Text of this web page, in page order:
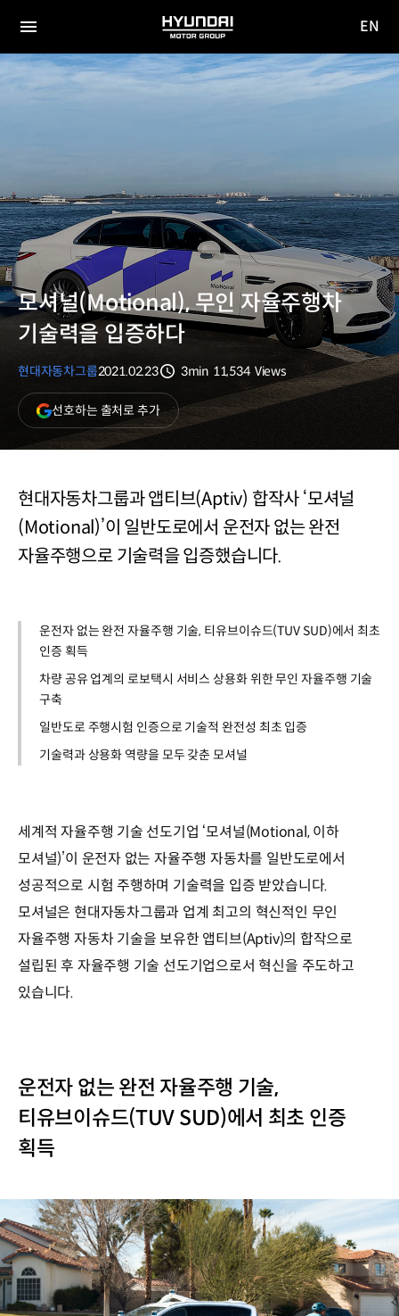
전체
HYUNDAI
MOTOR
GROUP
사이
이동
EN
모셔널(Motional), 무인 자율주행차
기술력을 입증하다
현대자동차그룹2021.02.23
3min 11,534 Views
선호하는 출처로 추가(새
창
열림)
현대자동차그룹과 앱티브(Aptiv) 합작사 ‘모셔널
(Motional)’이 일반도로에서 운전자 없는 완전
자율주행으로 기술력을 입증했습니다.
운전자 없는 완전 자율주행 기술, 티유브이슈드(TUV SUD)에서 최초
인증 획득
차량 공유 업계의 로보택시 서비스 상용화 위한 무인 자율주행 기술
구축
일반도로 주행시험 인증으로 기술적 완전성 최초 입증
기술력과 상용화 역량을 모두 갖춘 모셔널
세계적 자율주행 기술 선도기업 ‘모셔널(Motional, 이하
모셔널)’이 운전자 없는 자율주행 자동차를 일반도로에서
성공적으로 시험 주행하며 기술력을 입증 받았습니다.
모셔널은 현대자동차그룹과 업계 최고의 혁신적인 무인
자율주행 자동차 기술을 보유한 앱티브(Aptiv)의 합작으로
설립된 후 자율주행 기술 선도기업으로서 혁신을 주도하고
있습니다.
운전자 없는 완전 자율주행 기술,
티유브이슈드(TUV SUD)에서 최초 인증
획득